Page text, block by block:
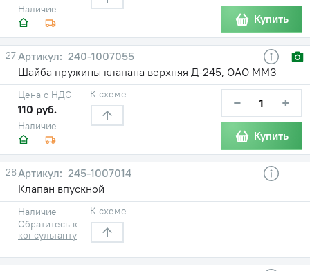
Наличие
Купить
27
240-1007055
Шайба пружины клапана верхняя Д-245, ОАО ММЗ
Наличие
Цена с НДС
110 руб.
К схеме − +
Купить
28
245-1007014
Клапан впускной
Наличие
Обратитесь к
консультанту
К схеме